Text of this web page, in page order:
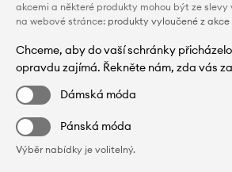
akcemi a některé produkty mohou být ze slevy
na webové stránce: produkty vyloučené z akce
Chceme, aby do vaší schránky
opravdu zajímá. Řekněte nám, zda vás
Dámská móda
Pánská móda
Výběr nabídky je volitelný.